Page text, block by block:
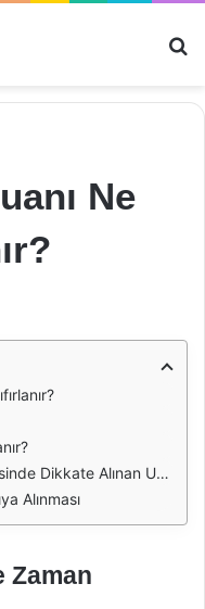
Ne
Dikkate Alınan Unsurlar
Alınması
Zaman